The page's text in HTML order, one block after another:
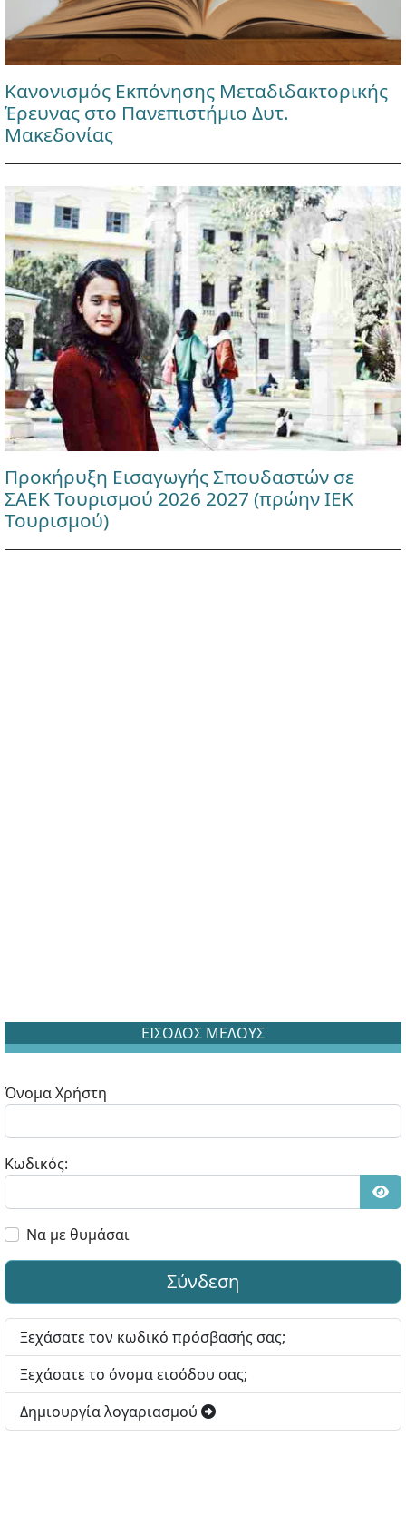
Κανονισμός Εκπόνησης Μεταδιδακτορικής
Έρευνας στο Πανεπιστήμιο Δυτ.
Μακεδονίας
Προκήρυξη Εισαγωγής Σπουδαστών σε
ΣΑΕΚ Τουρισμού 2026 2027 (πρώην ΙΕΚ
Τουρισμού)
ΕΙΣΟΔΟΣ ΜΕΛΟΥΣ
Όνομα Χρήστη
Κωδικός:
Να με θυμάσαι
Σύνδεση
Ξεχάσατε τον κωδικό πρόσβασής σας;
Ξεχάσατε το όνομα εισόδου σας;
Δημιουργία λογαριασμού